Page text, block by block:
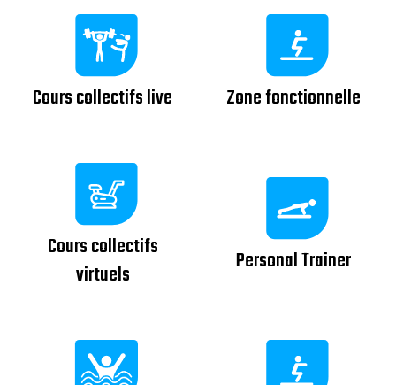
Cours collectifs live Zone fonctionnelle
Cours collectifs
virtuels
Personal Trainer